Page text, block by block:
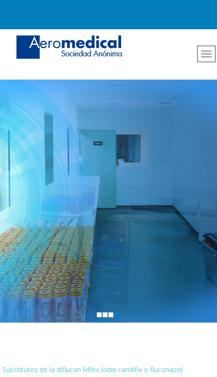
Substitutos de la diflucan lidfex loitin candifix o fluconazol